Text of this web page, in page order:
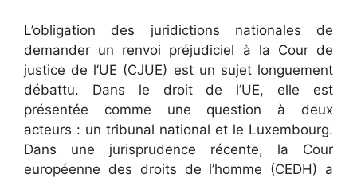
L’obligation des juridictions nationales de
demander un renvoi préjudiciel à la Cour de
justice de l’UE (CJUE) est un sujet longuement
débattu. Dans le droit de l’UE, elle est
présentée comme une question à deux
acteurs : un tribunal national et le Luxembourg.
Dans une jurisprudence récente, la Cour
européenne des droits de l’homme (CEDH) a